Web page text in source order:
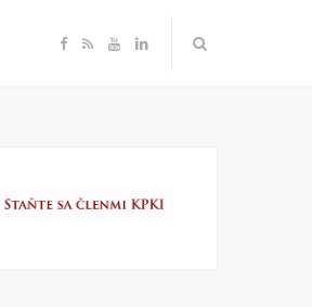
F
e
R Y
T
L
k